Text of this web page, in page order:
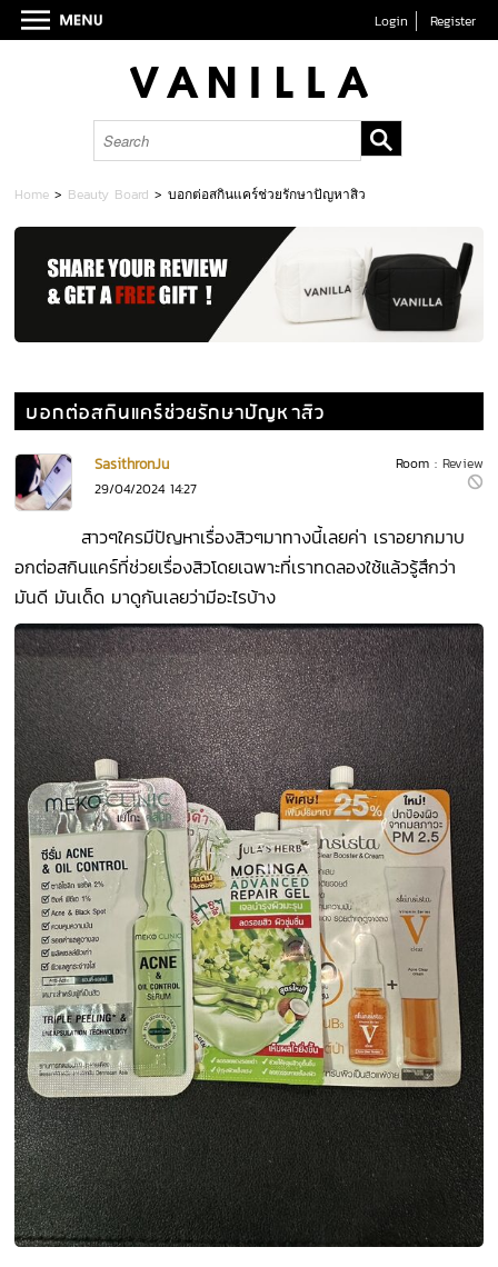
Login Register
Home > Beauty Board >บอกต่อสกินแคร์ช่วยรักษาปัญหาสิว
บอกต่อสกินแคร์ช่วยรักษาปัญหาสิว
Room : Review
SasithronJu
29/04/2024 14:27
สาวๆใครมีปัญหาเรื่องสิวๆมาทางนี้เลยค่า เราอยากมาบ
อกต่อสกินแคร์ที่ช่วยเรื่องสิวโดยเฉพาะที่เราทดลองใช้แล้วรู้สึกว่า
มันดี มันเด็ด มาดูกันเลยว่ามีอะไรบ้าง